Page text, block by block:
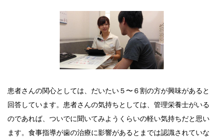
患者さんの関心としては、だいたい５〜６割の方が興味があると
回答しています。患者さんの気持ちとしては、管理栄養士がいる
のであれば、ついでに聞いてみようくらいの軽い気持ちだと思い
ます。食事指導が歯の治療に影響があるとまでは認識されていな